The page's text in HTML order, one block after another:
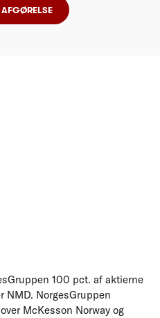
AFGØRELSE
100 pct. af aktierne
NMD. NorgesGruppen
McKesson Norway og